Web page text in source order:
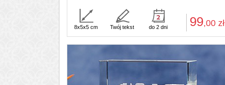
99,00zł
8x5x5 cm Twój tekst do 2 dni